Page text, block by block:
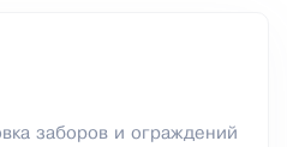
заборов и ограждений